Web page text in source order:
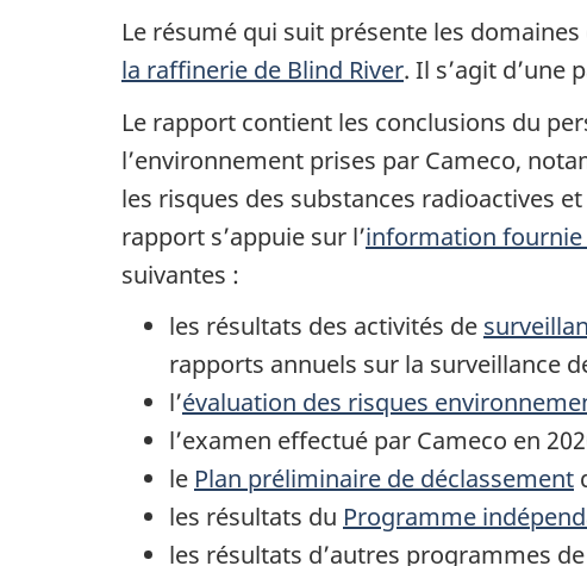
Le résumé qui suit présente les
la raffinerie de Blind River. Il s’agit
Le rapport contient les conclusions du
l’environnement prises par Cameco,
les risques des substances radioactives
rapport s’appuie sur l’information fournie
suivantes :
les résultats des activités de
rapports annuels sur la surveillance
l’évaluation des risques
l’examen effectué par Cameco en
le Plan préliminaire de déclassement
les résultats du Programme
les résultats d’autres programmes